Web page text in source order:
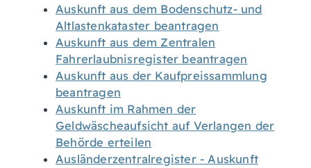
Auskunft aus dem Bodenschutz- und
Altlastenkataster beantragen
Auskunft aus dem Zentralen
Fahrerlaubnisregister beantragen
Auskunft aus der Kaufpreissammlung
beantragen
Auskunft im Rahmen der
Geldwäscheaufsicht auf Verlangen der
Behörde erteilen
Ausländerzentralregister - Auskunft